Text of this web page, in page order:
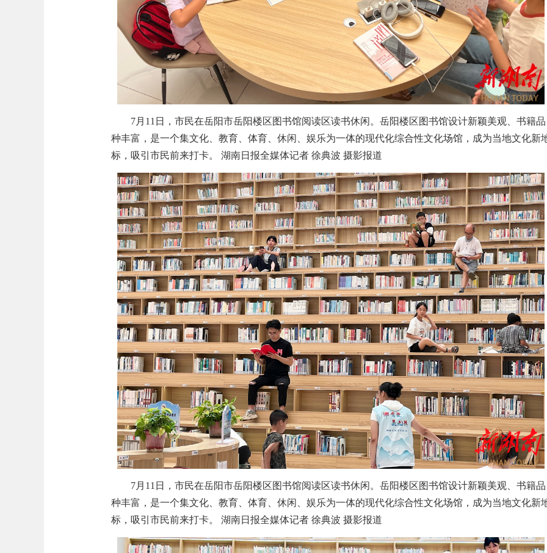
7月11日，市民在岳阳市岳阳楼区图书馆阅读区读书休闲。岳阳楼区图书馆设计新颖美观、书籍品
种丰富，是一个集文化、教育、体育、休闲、娱乐为一体的现代化综合性文化场馆，成为当地文化新
标，吸引市民前来打卡。 湖南日报全媒体记者 徐典波 摄影报道
7月11日，市民在岳阳市岳阳楼区图书馆阅读区读书休闲。岳阳楼区图书馆设计新颖美观、书籍品
种丰富，是一个集文化、教育、体育、休闲、娱乐为一体的现代化综合性文化场馆，成为当地文化新
标，吸引市民前来打卡。 湖南日报全媒体记者 徐典波 摄影报道